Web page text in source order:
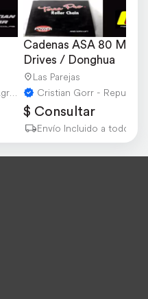
Cristian Gorr - Repuestos Agricolas
Cadenas ASA 80
Drives / Donghua
Las Parejas
$ Consultar
Envío Incluido a todo el